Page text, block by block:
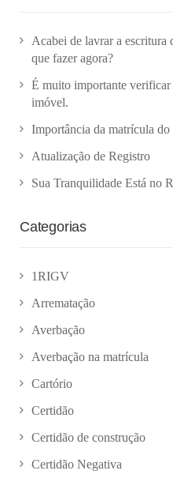
Acabei de lavrar a escritura
que fazer agora?
É muito importante
imóvel.
Importância da matrícula
Atualização de Registro
Sua Tranquilidade Está no
Categorias
1RIGV
Arrematação
Averbação
Averbação na matrícula
Cartório
Certidão
Certidão de construção
Certidão Negativa